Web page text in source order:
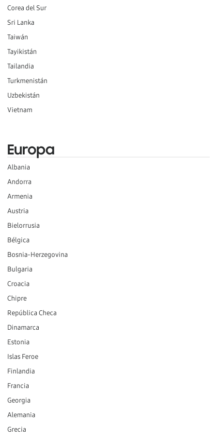
Corea del Sur
Sri Lanka
Taiwán
Tayikistán
Tailandia
Turkmenistán
Uzbekistán
Vietnam
Europa
Albania
Andorra
Armenia
Austria
Bielorrusia
Bélgica
Bosnia-Herzegovina
Bulgaria
Croacia
Chipre
República Checa
Dinamarca
Estonia
Islas Feroe
Finlandia
Francia
Georgia
Alemania
Grecia